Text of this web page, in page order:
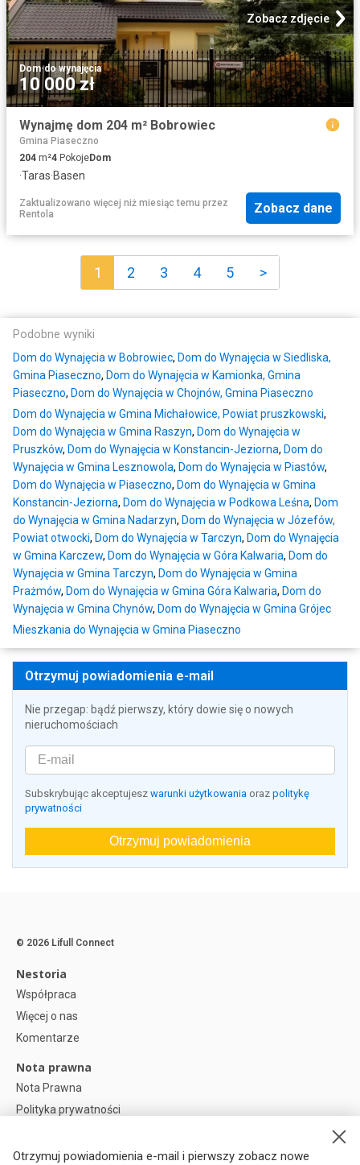
Zobacz zdjęcie
Dom·do wynajęcia
10 000 zł
Wynajmę dom 204 m² Bobrowiec
Gmina Piaseczno
204 m²4 PokojeDom
·Taras·Basen
Zaktualizowano więcej niż miesiąc temu przez
Rentola
Zobacz dane
1 2 3 4 5 >
Podobne wyniki
Dom do Wynajęcia w Bobrowiec, Dom do Wynajęcia w Siedliska,
Gmina Piaseczno, Dom do Wynajęcia w Kamionka, Gmina
Piaseczno, Dom do Wynajęcia w Chojnów, Gmina Piaseczno
Dom do Wynajęcia w Gmina Michałowice, Powiat pruszkowski,
Dom do Wynajęcia w Gmina Raszyn, Dom do Wynajęcia w
Pruszków, Dom do Wynajęcia w Konstancin-Jeziorna, Dom do
Wynajęcia w Gmina Lesznowola, Dom do Wynajęcia w Piastów,
Dom do Wynajęcia w Piaseczno, Dom do Wynajęcia w Gmina
Konstancin-Jeziorna, Dom do Wynajęcia w Podkowa Leśna, Dom
do Wynajęcia w Gmina Nadarzyn, Dom do Wynajęcia w Józefów,
Powiat otwocki, Dom do Wynajęcia w Tarczyn, Dom do Wynajęcia
w Gmina Karczew, Dom do Wynajęcia w Góra Kalwaria, Dom do
Wynajęcia w Gmina Tarczyn, Dom do Wynajęcia w Gmina
Prażmów, Dom do Wynajęcia w Gmina Góra Kalwaria, Dom do
Wynajęcia w Gmina Chynów, Dom do Wynajęcia w Gmina Grójec
Mieszkania do Wynajęcia w Gmina Piaseczno
Otrzymuj powiadomienia e-mail
Nie przegap: bądź pierwszy, który dowie się o nowych
nieruchomościach
Subskrybując akceptujesz warunki użytkowania oraz politykę
prywatności
Otrzymuj powiadomienia
Otrzymuj powiadomienia e-mail i pierwszy zobacz nowe
© 2026 Lifull Connect
Nestoria
Współpraca
Więcej o nas
Komentarze
Nota prawna
Nota Prawna
Polityka prywatności
Preferencje plików cookie